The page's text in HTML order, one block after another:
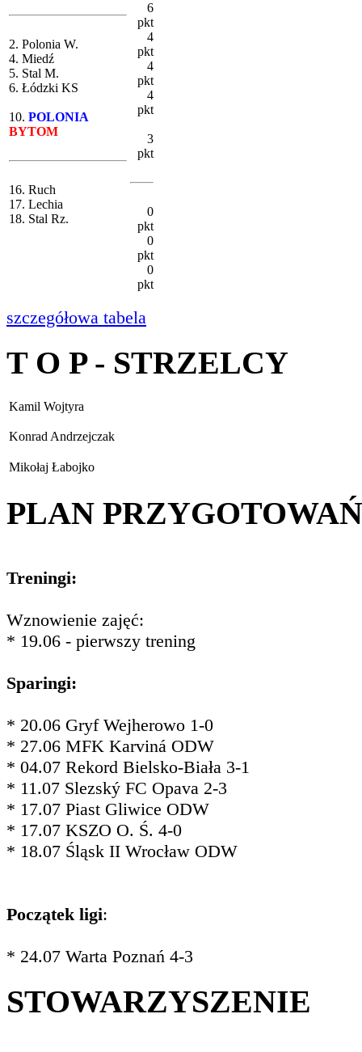
2. Polonia W.
4. Miedź
5. Stal M.
6. Łódzki KS
10. POLONIA
BYTOM
16. Ruch
17. Lechia
18. Stal Rz.
6
pkt
4
pkt
4
pkt
4
pkt
3
pkt
0
pkt
0
pkt
0
pkt
szczegółowa tabela
T O P - STRZELCY
Kamil Wojtyra
Konrad Andrzejczak
Mikołaj Łabojko
PLAN PRZYGOTOWAŃ
Treningi:
Wznowienie zajęć:
* 19.06 - pierwszy trening
Sparingi:
* 20.06 Gryf Wejherowo 1-0
* 27.06 MFK Karviná ODW
* 04.07 Rekord Bielsko-Biała 3-1
* 11.07 Slezský FC Opava 2-3
* 17.07 Piast Gliwice ODW
* 17.07 KSZO O. Ś. 4-0
* 18.07 Śląsk II Wrocław ODW
Początek ligi:
* 24.07 Warta Poznań 4-3
STOWARZYSZENIE